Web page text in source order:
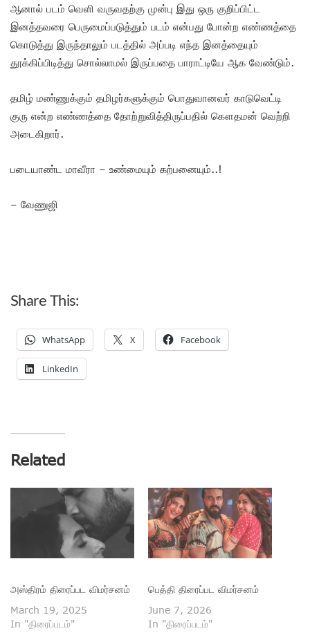
ஆனால் படம் வெளி வருவதற்கு முன்பு இது ஒரு குறிப்பிட்ட
இனத்தவரை பெருமைப்படுத்தும் படம் என்பது போன்ற எண்ணத்தை
கொடுத்து இருந்தாலும் படத்தில் அப்படி எந்த இனத்தையும்
தூக்கிப்பிடித்து சொல்லாமல் இருப்பதை பாராட்டியே ஆக வேண்டும்.
தமிழ் மண்ணுக்கும் தமிழர்களுக்கும் பொதுவானவர் காடுவெட்டி
குரு என்ற எண்ணத்தை தோற்றுவித்திருப்பதில் கௌதமன் வெற்றி
அடைகிறார்.
படையாண்ட மாவீரா – உண்மையும் கற்பனையும்..!
– வேணுஜி
Share This:
WhatsApp X Facebook
LinkedIn
Related
அஸ்திரம் திரைப்பட விமர்சனம்
March 19, 2025
In "திரைப்படம்"
பெத்தி திரைப்பட விமர்சனம்
June 7, 2026
In "திரைப்படம்"